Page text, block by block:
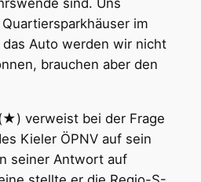
sind. Uns
im
Auto werden wir nicht
brauchen aber den
verweist bei der Frage
Kieler ÖPNV auf sein
seiner Antwort auf